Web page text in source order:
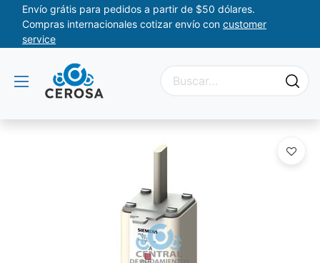
Envío grátis para pedidos a partir de $50 dólares.
Compras internacionales cotizar envío con customer
service